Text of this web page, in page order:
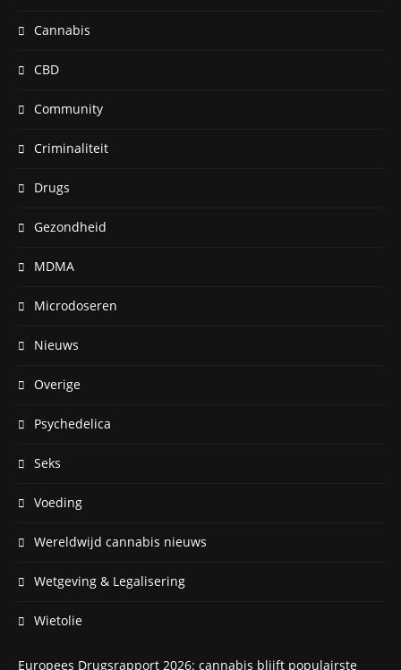
Cannabis
CBD
Community
Criminaliteit
Drugs
Gezondheid
MDMA
Microdoseren
Nieuws
Overige
Psychedelica
Seks
Voeding
Wereldwijd cannabis nieuws
Wetgeving & Legalisering
Wietolie
Europees Drugsrapport 2026: cannabis blijft populairste